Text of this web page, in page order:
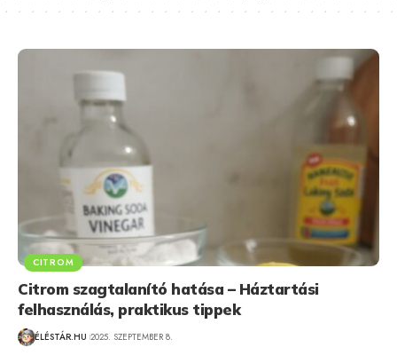
CITROM
Citrom szagtalanító hatása – Háztartási
felhasználás, praktikus tippek
ÉLÉSTÁR.HU 2025. SZEPTEMBER 8.